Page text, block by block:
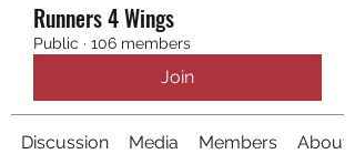
Runners 4 Wings
Public · 106 members
Join
Discussion Media Members About